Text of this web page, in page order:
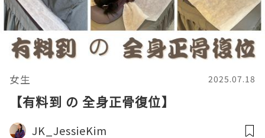
女生 2025.07.18
【有料到 の 全身正骨復位】
JK_JessieKim